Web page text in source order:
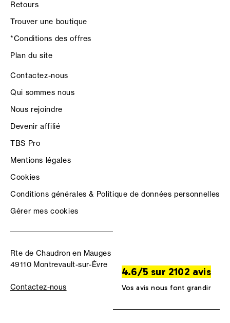
Retours
Trouver une boutique
*Conditions des offres
Plan du site
Contactez-nous
Qui sommes nous
Nous rejoindre
Devenir affilié
TBS Pro
Mentions légales
Cookies
Conditions générales & Politique de données personnelles
Gérer mes cookies
Rte de Chaudron en Mauges
49110 Montrevault-sur-Èvre
Contactez-nous
4.6/5 sur 2102 avis
Vos avis nous font grandir